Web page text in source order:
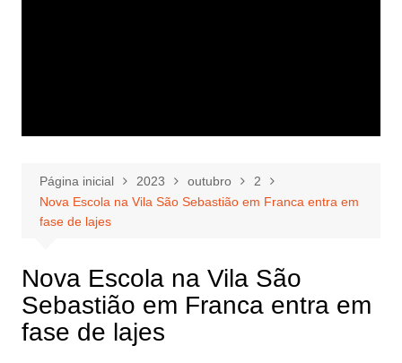
Página inicial 2023 outubro
2
Nova Escola na Vila São Sebastião em Franca entra em
fase de lajes
Nova Escola na Vila São
Sebastião em Franca entra em
fase de lajes